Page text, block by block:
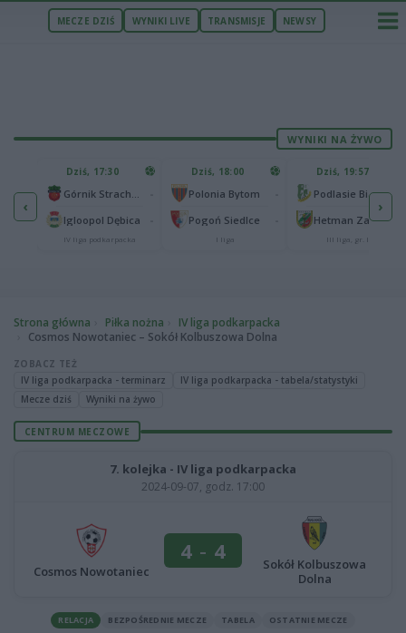
MECZE DZIŚ WYNIKI LIVE TRANSMISJE NEWSY
WYNIKI NA ŻYWO
‹
65
25
Dziś, 17:30
Igloopol Dębica
IV liga podkarpacka
Dziś, 18:00
Polonia Bytom
Pogoń Siedlce
I liga
Dziś, 19:57
Podlasie Biała Podlaska
Hetman Zamość
III liga, gr. IV
›
Strona główna Piłka nożna
IV liga podkarpacka
Cosmos Nowotaniec – Sokół Kolbuszowa Dolna
ZOBACZ TEŻ
IV liga podkarpacka - terminarz
IV liga podkarpacka - tabela/statystyki
Mecze dziś
Wyniki na żywo
CENTRUM MECZOWE
7. kolejka - IV liga podkarpacka
2024-09-07, godz. 17:00
Cosmos Nowotaniec
4 - 4
Sokół Kolbuszowa
Dolna
RELACJA BEZPOŚREDNIE MECZE TABELA OSTATNIE MECZE